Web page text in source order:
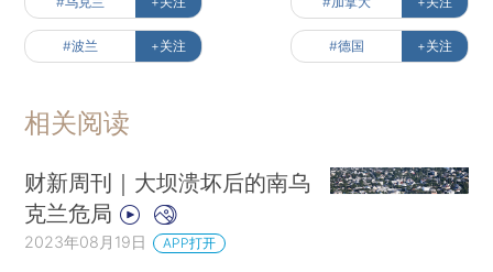
#波兰 +关注 #德国 +关注
相关阅读
财新周刊｜大坝溃坏后的南乌
克兰危局
2023年08月19日 APP打开